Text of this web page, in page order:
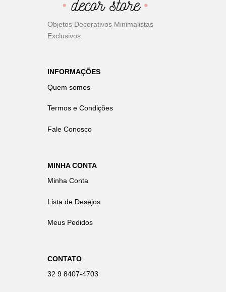
Objetos Decorativos Minimalistas
Exclusivos.
INFORMAÇÕES
Quem somos
Termos e Condições
Fale Conosco
MINHA CONTA
Minha Conta
Lista de Desejos
Meus Pedidos
CONTATO
32 9 8407-4703